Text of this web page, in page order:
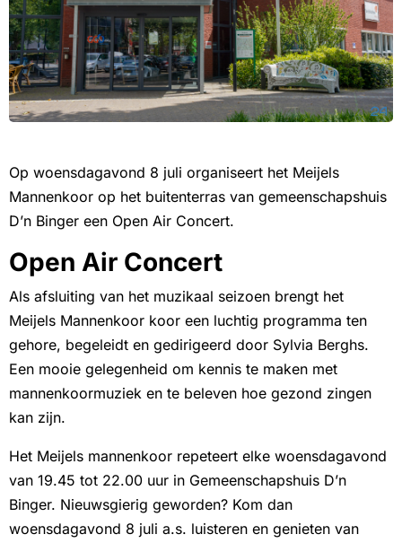
Op woensdagavond 8 juli organiseert het Meijels
Mannenkoor op het buitenterras van gemeenschapshuis
D’n Binger een Open Air Concert.
Open Air Concert
Als afsluiting van het muzikaal seizoen brengt het
Meijels Mannenkoor koor een luchtig programma ten
gehore, begeleidt en gedirigeerd door Sylvia Berghs.
Een mooie gelegenheid om kennis te maken met
mannenkoormuziek en te beleven hoe gezond zingen
kan zijn.
Het Meijels mannenkoor repeteert elke woensdagavond
van 19.45 tot 22.00 uur in Gemeenschapshuis D’n
Binger. Nieuwsgierig geworden? Kom dan
woensdagavond 8 juli a.s. luisteren en genieten van